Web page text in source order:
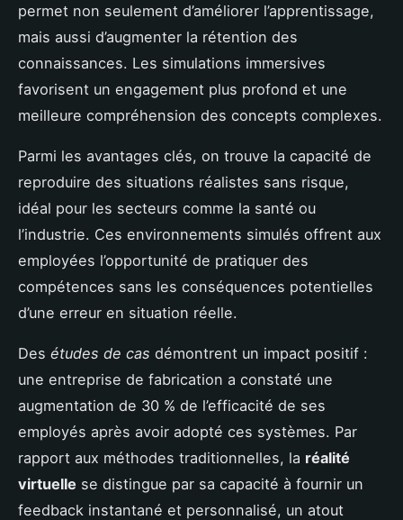
permet non seulement d’améliorer l’apprentissage,
mais aussi d’augmenter la rétention des
connaissances. Les simulations immersives
favorisent un engagement plus profond et une
meilleure compréhension des concepts complexes.
Parmi les avantages clés, on trouve la capacité de
reproduire des situations réalistes sans risque,
idéal pour les secteurs comme la santé ou
l’industrie. Ces environnements simulés offrent aux
employées l’opportunité de pratiquer des
compétences sans les conséquences potentielles
d’une erreur en situation réelle.
Des études de cas démontrent un impact positif :
une entreprise de fabrication a constaté une
augmentation de 30 % de l’efficacité de ses
employés après avoir adopté ces systèmes. Par
rapport aux méthodes traditionnelles, la réalité
virtuelle se distingue par sa capacité à fournir un
feedback instantané et personnalisé, un atout